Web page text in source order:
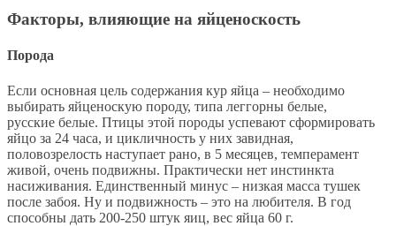
Факторы, влияющие на яйценоскость
Порода
Если основная цель содержания кур яйца – необходимо
выбирать яйценоскую породу, типа леггорны белые,
русские белые. Птицы этой породы успевают сформировать
яйцо за 24 часа, и цикличность у них завидная,
половозрелость наступает рано, в 5 месяцев, темперамент
живой, очень подвижны. Практически нет инстинкта
насиживания. Единственный минус – низкая масса тушек
после забоя. Ну и подвижность – это на любителя. В год
способны дать 200-250 штук яиц, вес яйца 60 г.